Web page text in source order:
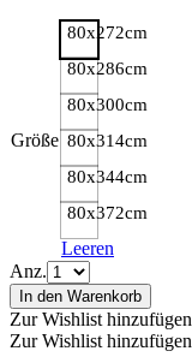
Größe
80x272cm
80x286cm
80x300cm
80x314cm
80x344cm
80x372cm
Leeren
Anz.
In den Warenkorb
Zur Wishlist hinzufügen
Zur Wishlist hinzufügen